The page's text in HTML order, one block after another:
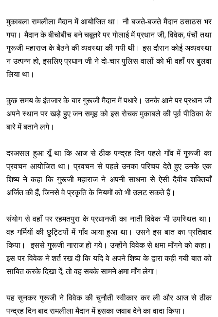
मुकाबला रामलीला मैदान में आयोजित था। नौ बजते-बजते मैदान ठसाठस भर
गया। मैदान के बीचोबीच बने चबूतरे पर गोलाई में प्रधान जी,विवेक,पंचों तथा
गुरूजी महाराज के बैठने की व्यवस्था की गयी थी। इस दौरान कोई अव्यवस्था
न उत्पन्न हो,इसलिए प्रधान जी ने दो-चार पुलिस वालों को भी वहाँ पर बुलवा
लिया था।
कुछ समय के इंतजार के बार गुरूजी मैदान में पधारे। उनके आने पर प्रधान जी
अपने स्थान पर खड़े हुए जन समूह को इस रोचक मुकाबले की पूर्व पीठिका के
बारे में बताने लगे।
दरअसल हुआ यूँ था कि आज से ठीक पन्द्रह दिन पहले गाँव में गुरूजी का
प्रवचन आयोजित था। प्रवचन से पहले उनका परिचय देते हुए उनके एक
शिष्‍य ने कहा कि गुरूजी महाराज ने अपनी साधना से ऐसी दैवीय शक्तियाँ
अर्जित की हैं,जिनसे वे प्रकृति के नियमों को भी उलट सकते हैं।
संयोग से वहाँ पर रहमतपुरा के प्रधानजी का नाती विवेक भी उपस्थित था।
वह गर्मियों की छुट्टियों में गाँव आया हुआ था। उसने इस बात का प्रतिवाद
किया। इससे गुरूजी नाराज हो गये। उन्होंने विवेक से क्षमा माँगने को कहा।
इस पर विवेक ने शर्त रख दी कि यदि वे अपने शिष्‍य के द्वारा कही गयी बात को
साबित करके दिखा दें,तो वह सबके सामने क्षमा माँग लेगा।
यह सुनकर गुरूजी ने विवेक की चुनौती स्वीकार कर ली और आज से ठीक
पन्द्रह दिन बाद रामलीला मैदान में इसका जवाब देने का वादा किया।